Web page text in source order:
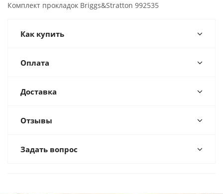
Комплект прокладок Briggs&Stratton 992535
Как купить
Оплата
Доставка
Отзывы
Задать вопрос